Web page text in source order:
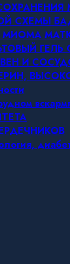
СХЕМЫ
ГЕЛЬ
И